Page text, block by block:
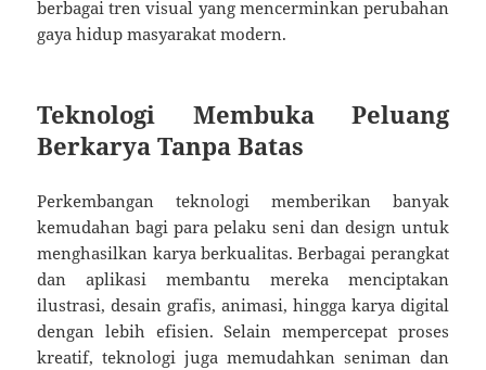
berbagai tren visual yang mencerminkan perubahan
gaya hidup masyarakat modern.
Teknologi Membuka Peluang
Berkarya Tanpa Batas
Perkembangan teknologi memberikan banyak
kemudahan bagi para pelaku seni dan design untuk
menghasilkan karya berkualitas. Berbagai perangkat
dan aplikasi membantu mereka menciptakan
ilustrasi, desain grafis, animasi, hingga karya digital
dengan lebih efisien. Selain mempercepat proses
kreatif, teknologi juga memudahkan seniman dan